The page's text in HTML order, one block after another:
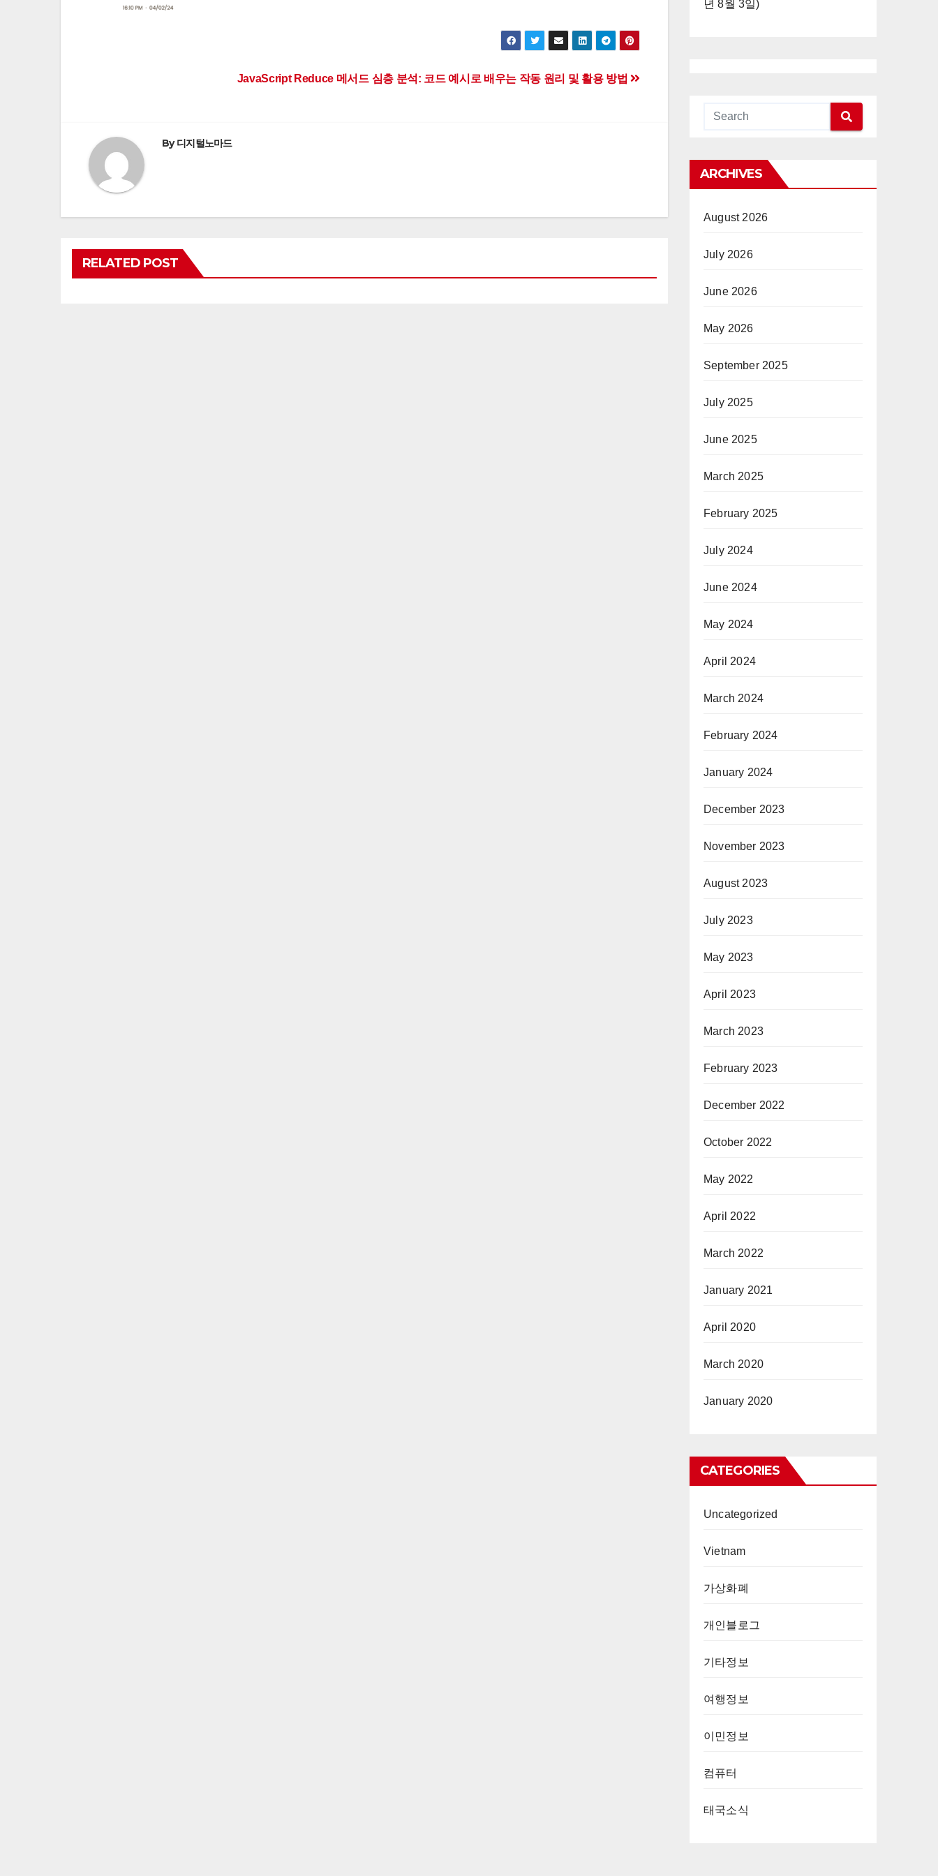
JavaScript Reduce 메서드 심층 분석: 코드 예시로 배우는 작동 원리 및 활용 방법
By디지털노마드
RELATED POST
년 8월 3일)
ARCHIVES
August 2026
July 2026
June 2026
May 2026
September 2025
July 2025
June 2025
March 2025
February 2025
July 2024
June 2024
May 2024
April 2024
March 2024
February 2024
January 2024
December 2023
November 2023
August 2023
July 2023
May 2023
April 2023
March 2023
February 2023
December 2022
October 2022
May 2022
April 2022
March 2022
January 2021
April 2020
March 2020
January 2020
CATEGORIES
Uncategorized
Vietnam
가상화폐
개인블로그
기타정보
여행정보
이민정보
컴퓨터
태국소식